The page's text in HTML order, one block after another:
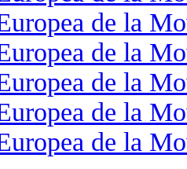
de la
de la
de la
de la
de la